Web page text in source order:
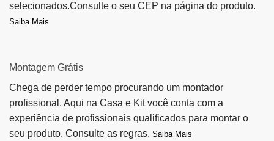
selecionados.Consulte o seu CEP na página do produto.
Saiba Mais
Montagem Grátis
Chega de perder tempo procurando um montador
profissional. Aqui na Casa e Kit você conta com a
experiência de profissionais qualificados para montar o
seu produto. Consulte as regras. Saiba Mais